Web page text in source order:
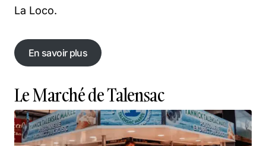
La Loco.
En savoir plus
En savoir plus
Le Marché de Talensac